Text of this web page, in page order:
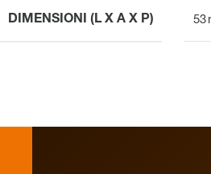
DIMENSIONI (L X A X P) 53